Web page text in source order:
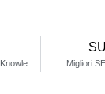
Migliori